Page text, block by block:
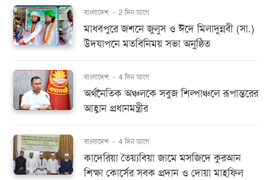
বাংলাদেশ - 2 দিন আগে
মাধবপুরে জশনে জুলুস ও ঈদে মিলাদুন্নবী (সা.)
উদযাপনে মতবিনিময় সভা অনুষ্ঠিত
বাংলাদেশ - 4 দিন আগে
অর্থনৈতিক অঞ্চলকে সবুজ শিল্পাঞ্চলে রূপান্তরের
আহ্বান প্রধানমন্ত্রীর
বাংলাদেশ - 4 দিন আগে
কাদেরিয়া তৈয়্যবিয়া জামে মসজিদে কুরআন
শিক্ষা কোর্সের সবক প্রদান ও দোয়া মাহফিল